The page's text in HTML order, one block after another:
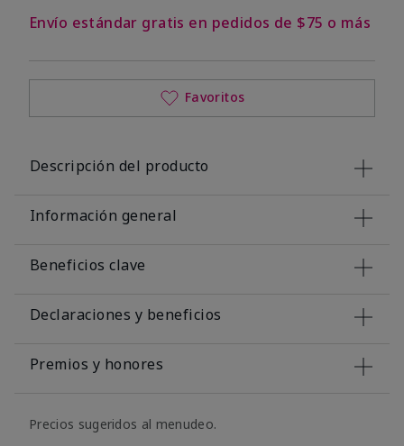
Envío estándar gratis en pedidos de $75 o más
Favoritos
Descripción del producto
Información general
Beneficios clave
Declaraciones y beneficios
Premios y honores
Precios sugeridos al menudeo.